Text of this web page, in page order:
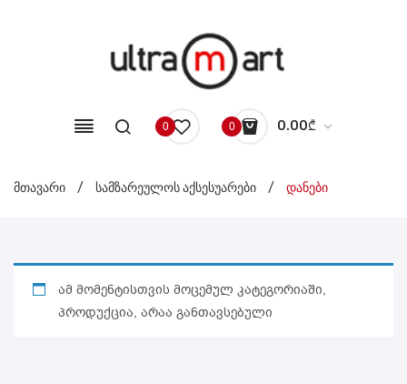
0 0 0.00₾
No products in the cart.
მთავარი / სამზარეულოს აქსესუარები / დანები
ამ მომენტისთვის მოცემულ კატეგორიაში,
პროდუქცია, არაა განთავსებული